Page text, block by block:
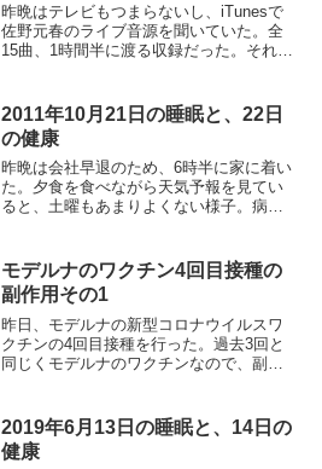
昨晩はテレビもつまらないし、iTunesで
佐野元春のライブ音源を聞いていた。全
15曲、1時間半に渡る収録だった。それを
睡だったと思う。7時半にトイレで起床し
た。午前中...
2011年10月21日の睡眠と、22日
の健康
昨晩は会社早退のため、6時半に家に着い
た。夕食を食べながら天気予報を見てい
ると、土曜もあまりよくない様子。病院
35分に就寝。疲れているせいか、ベッド
に横になるとだるか...
モデルナのワクチン4回目接種の
副作用その1
昨日、モデルナの新型コロナウイルスワ
クチンの4回目接種を行った。過去3回と
同じくモデルナのワクチンなので、副作
作用もまとめておきたい。8/27 13:30 モ
デルナの...
2019年6月13日の睡眠と、14日の
健康